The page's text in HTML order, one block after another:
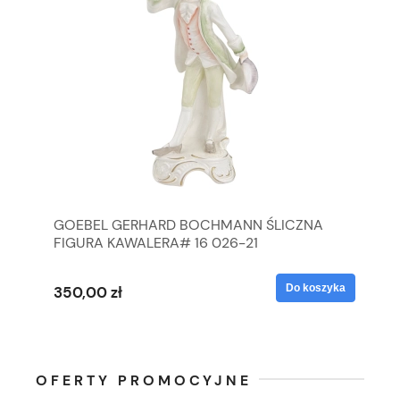
GOEBEL GERHARD BOCHMANN ŚLICZNA
FIGURA KAWALERA# 16 026-21
350,00 zł Do koszyka
OFERTY PROMOCYJNE